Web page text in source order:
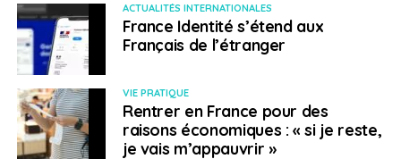
ACTUALITÉS INTERNATIONALES
France Identité s’étend aux
Français de l’étranger
VIE PRATIQUE
Rentrer en France pour des
raisons économiques : « si je reste,
je vais m’appauvrir »